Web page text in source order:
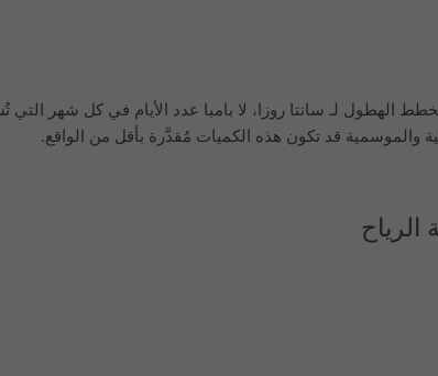
الهطول لـ سانتا روزا، لا بامبا عدد الأيام في كل شهر
والموسمية قد تكون هذه الكميات مُقدَّرة بأقل من الواقع.